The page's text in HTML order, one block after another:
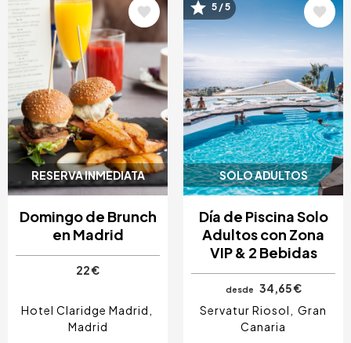
RESERVA INMEDIATA
Image
Domingo de Brunch
en Madrid
22 €
Hotel Claridge Madrid
Madrid
SOLO ADULTOS
Image
5 / 5
Día de Piscina Solo
Adultos con Zona
VIP & 2 Bebidas
desde
34,65 €
Servatur Riosol
Gran
Canaria